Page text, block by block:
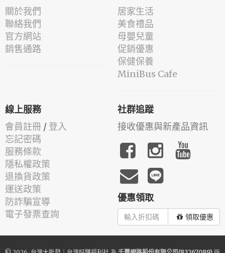
關於我們
聯絡我們
官方網站
銷售通路
居家生活
美食禮品
母嬰兒童
促銷優惠
保健保養
MiniBus Cafe
線上服務
會員註冊 / 登入
忘記密碼
服務條款
隱私權政策
退換貨政策
運送政策
防詐騙宣導
電子發票查詢
社群追蹤
接收優惠與新產品資訊
優惠領取
領取優惠